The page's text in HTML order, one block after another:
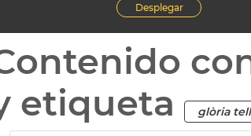
Desplegar
etiqueta glòria